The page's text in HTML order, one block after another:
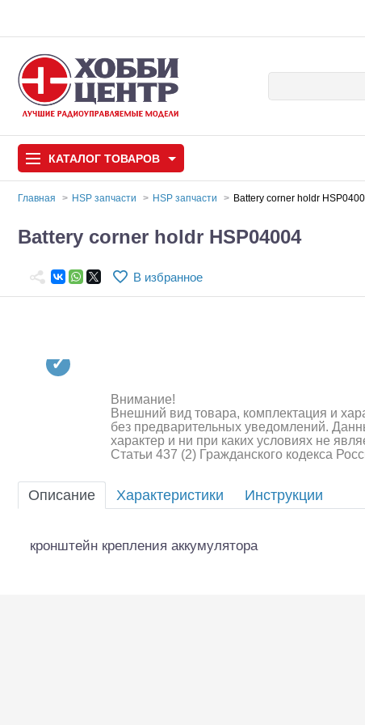
КАТАЛОГ ТОВАРОВ
Автомодели
Игрушки
Квадрокоптеры
Аккумуляторы и батарейки
питания
Автомодели для
Главная HSP запчасти HSP запчасти Battery corner holdr
Battery corner holdr HSP04004
В избранное
Внимание!
Внешний вид товара, комплектация и
без предварительных уведомлений.
характер и ни при каких условиях не
Статьи 437 (2) Гражданского кодекса
Описание Характеристики Инструкции
кронштейн крепления аккумулятора